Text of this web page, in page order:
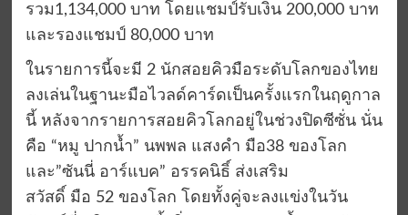
รวม1,134,000 บาท โดยแชมป์รับเงิน 200,000 บาท
และรองแชมป์ 80,000 บาท
ในรายการนี้จะมี 2 นักสอยคิวมือระดับโลกของไทย
ลงเล่นในฐานะมือไวลด์คาร์ดเป็นครั้งแรกในฤดูกาล
นี้ หลังจากรายการสอยคิวโลกอยู่ในช่วงปิดซีซั่น นั่น
คือ “หมู ปากน้ำ” นพพล แสงคำ มือ38 ของโลก
และ”ซันนี่ อาร์แบค” อรรคนิธิ์ ส่งเสริม
สวัสดิ์ มือ 52 ของโลก โดยทั้งคู่จะลงแข่งในวัน